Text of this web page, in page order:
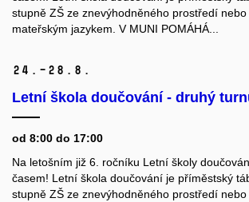
stupně ZŠ ze znevýhodněného prostředí nebo
mateřským jazykem. V MUNI POMÁHÁ...
24.–28. 8.
Letní škola doučování - druhý
od 8:00 do 17:00
Na letošním již 6. ročníku Letní školy
časem! Letní škola doučování je příměstský
stupně ZŠ ze znevýhodněného prostředí nebo